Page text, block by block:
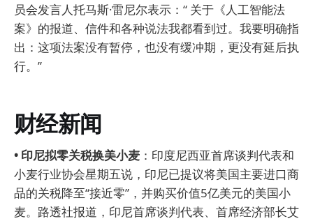
员会发言人托马斯·雷尼尔表示：“ 关于《人工智能法
案》的报道、信件和各种说法我都看到过。我要明确指
出：这项法案没有暂停，也没有缓冲期，更没有延后执
行。”
财经新闻
• 印尼拟零关税换美小麦 ：印度尼西亚首席谈判代表和
小麦行业协会星期五说，印尼已提议将美国主要进口商
品的关税降至“接近零”，并购买价值5亿美元的美国小
麦。路透社报道，印尼首席谈判代表、首席经济部长艾